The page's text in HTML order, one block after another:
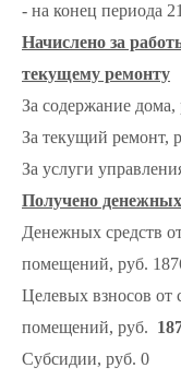
- на конец периода
Начислено за
текущему ремонту
За содержание дома,
За текущий ремонт,
За услуги
Получено денежных
Денежных средств
помещений, руб.
Целевых взносов от
помещений, руб.
Субсидии, руб. 0